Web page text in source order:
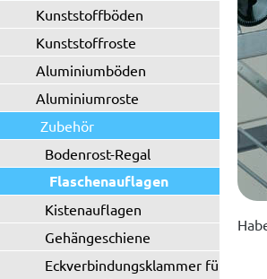
Kunststoffböden
Kunststoffroste
Aluminiumböden
Aluminiumroste
Zubehör
Bodenrost-Regal
Flaschenauflagen
Kistenauflagen
Gehängeschiene
Eckverbindungsklammer für